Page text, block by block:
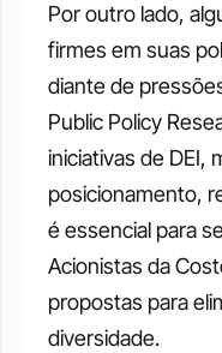
Por outro lado,
firmes em suas
diante de
Public Policy
iniciativas de DEI,
posicionamento,
é essencial para
Acionistas da
propostas para
diversidade.